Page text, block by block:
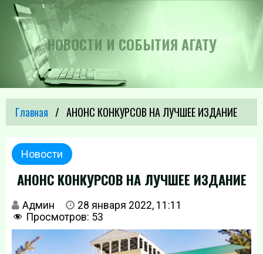
НОВОСТИ И СОБЫТИЯ АГАТУ
Главная АНОНС КОНКУРСОВ НА ЛУЧШЕЕ ИЗДАНИЕ
Новости
АНОНС КОНКУРСОВ НА ЛУЧШЕЕ ИЗДАНИЕ
Админ
28 января 2022, 11:11
Просмотров: 53